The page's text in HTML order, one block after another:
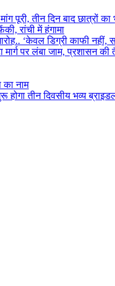
मांग पूरी, तीन दिन बाद
रांची में हंगामा
‘केवल डिग्री काफी नहीं,
पर लंबा जाम, प्रशासन की
नाम
तीन दिवसीय भव्य